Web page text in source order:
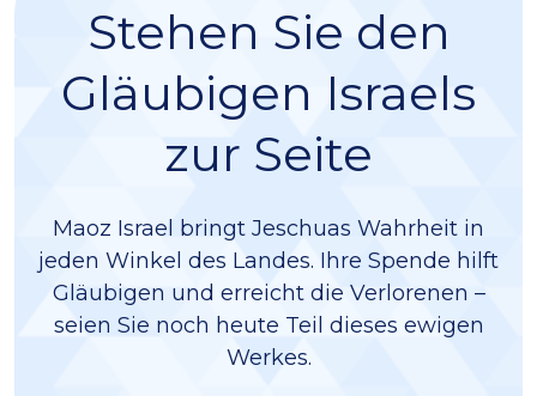
Stehen Sie den
Gläubigen Israels
zur Seite
Maoz Israel bringt Jeschuas Wahrheit in
jeden Winkel des Landes. Ihre Spende hilft
Gläubigen und erreicht die Verlorenen –
seien Sie noch heute Teil dieses ewigen
Werkes.